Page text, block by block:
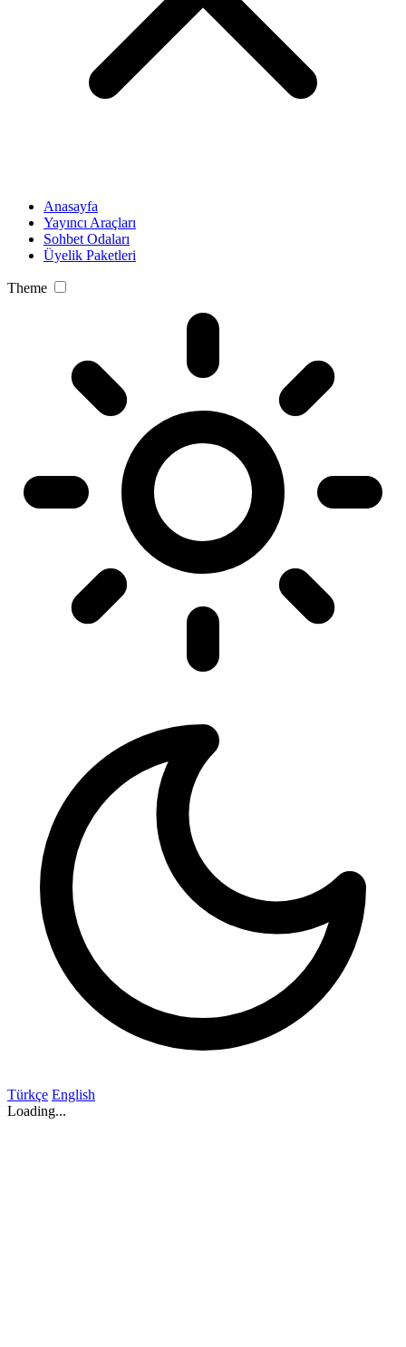
Anasayfa
Yayıncı Araçları
Sohbet Odaları
Üyelik Paketleri
Theme
Türkçe English
Loading...